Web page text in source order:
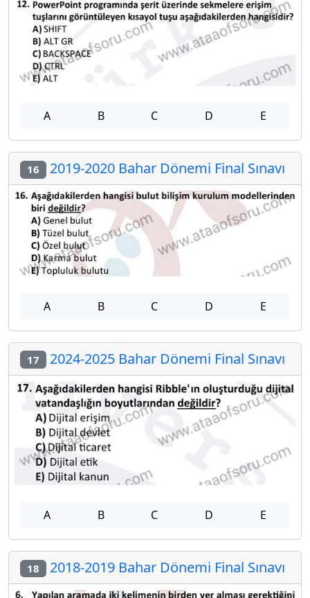
A B C D E
16 2019-2020 Bahar Dönemi Final Sınavı
A B C D E
17 2024-2025 Bahar Dönemi Final Sınavı
A B C D E
18 2018-2019 Bahar Dönemi Final Sınavı